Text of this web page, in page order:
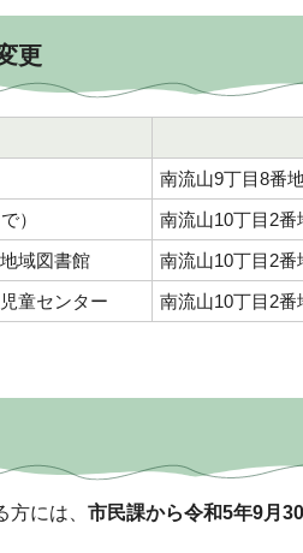
更
南流山9
）
南流山10丁目2番
域図書館
南流山10丁目2番
童センター
南流山10丁目2番
には、 市民課から令和5年9月